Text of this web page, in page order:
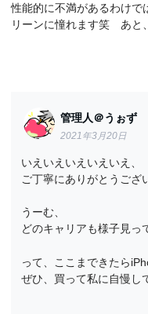
性能的に不満があるわけで
リーンに憧れます笑 あと
管理人＠うぉず
2021年3月20日
いえいえいえいえいえ、
ご丁寧にありがとうござ
うーむ、
どのキャリアも様子見っ
って、ここまできたら
ぜひ、買って私に自慢し